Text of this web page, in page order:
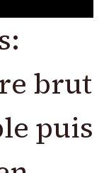
brut
puis